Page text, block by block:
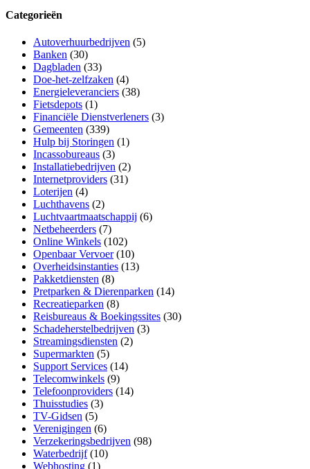
Categorieën
Autoverhuurbedrijven (5)
Banken (30)
Dagbladen (33)
Doe-het-zelfzaken (4)
Energieleveranciers (38)
Fietsdepots (1)
Financiële Dienstverleners (3)
Gemeenten (339)
Hulp bij Storingen (1)
Incassobureaus (3)
Installatiebedrijven (2)
Internetproviders (31)
Loterijen (4)
Luchthavens (2)
Luchtvaartmaatschappij (6)
Netbeheerders (7)
Online Winkels (102)
Openbaar Vervoer(10)
Overheidsinstanties (13)
Pakketdiensten (8)
Pretparken & Dierenparken (14)
Recreatieparken (8)
Reisbureaus & Boekingssites (30)
Schadeherstelbedrijven (3)
Streamingsdiensten (2)
Supermarkten (5)
Support Services (14)
Telecomwinkels (9)
Telefoonproviders (14)
Thuisstudies (3)
TV-Gidsen (5)
Verenigingen (6)
Verzekeringsbedrijven (98)
Waterbedrijf(10)
Webhosting (1)